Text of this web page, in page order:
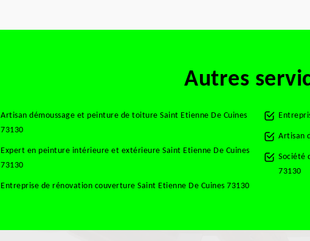
Autres
Artisan démoussage et peinture de toiture Saint Etienne De Cuines
73130
Expert en peinture intérieure et extérieure Saint Etienne De Cuines
73130
Entreprise de rénovation couverture Saint Etienne De Cuines 73130
Artisan
Société
73130